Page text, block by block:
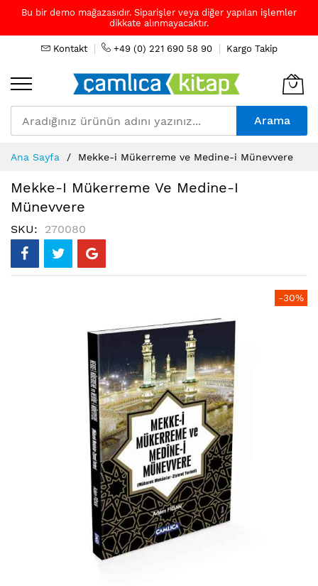
Bu bir demo mağazasıdır. Siparişler veya diğer yapılan işlemler
dikkate alınmayacaktır.
Kontakt +49 (0) 221 690 58 90 Kargo Takip
Arama
to
Content
Ana Sayfa Mekke-i Mükerreme ve Medine-i Münevvere
Mekke-I Mükerreme Ve Medine-I
Münevvere
SKU 270080
-30%